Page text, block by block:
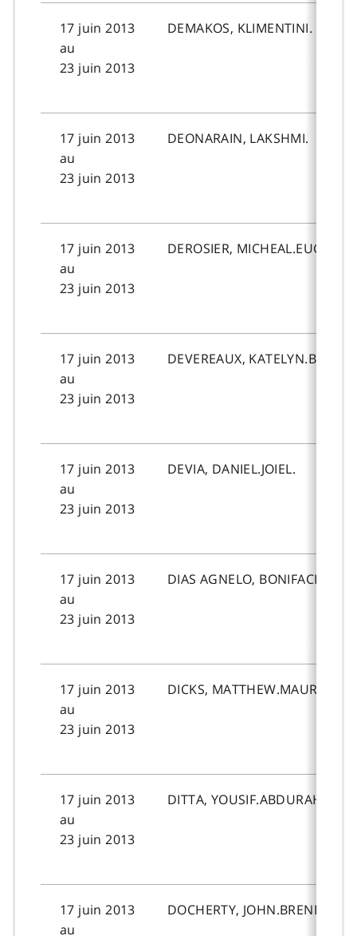
17 juin 2013
au
23 juin 2013
DEMAKOS, KLIMENTINI.
17 juin 2013
au
23 juin 2013
DEONARAIN, LAKSHMI.
17 juin 2013
au
23 juin 2013
DEROSIER,
17 juin 2013
au
23 juin 2013
DEVEREAUX,
17 juin 2013
au
23 juin 2013
DEVIA, DANIEL.JOIEL.
17 juin 2013
au
23 juin 2013
DIAS AGNELO, BONIFACIO.
17 juin 2013
au
23 juin 2013
DICKS, MATTHEW.MAURICE.
17 juin 2013
au
23 juin 2013
DITTA, YOUSIF.ABDURAHMAN.
17 juin 2013
au
DOCHERTY, JOHN.BRENDAN.